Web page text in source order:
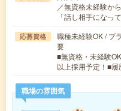
／無資格未経験か
「話し相手になっ
応募資格
職種未経験OK / ブ
要
■無資格・未経験
以上採用予定！■
職場の雰囲気